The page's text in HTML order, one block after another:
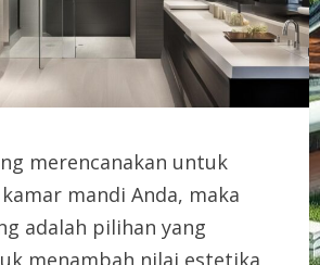
merencanakan untuk
mandi Anda, maka
adalah pilihan yang
menambah nilai estetika